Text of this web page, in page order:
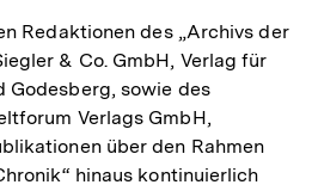
Redaktionen des „Archivs der
& Co. GmbH, Verlag für
Godesberg, sowie des
Verlags GmbH,
über den Rahmen
hinaus kontinuierlich